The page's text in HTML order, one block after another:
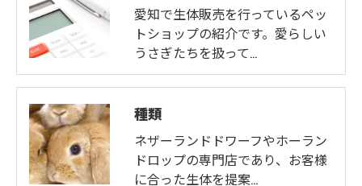
愛知で生体販売を行っているペッ
トショップの紹介です。愛らしい
うさぎたちを扱って…
種類
ネザーランドドワーフやホーラン
ドロップの専門店であり、お客様
に合った生体を提案…